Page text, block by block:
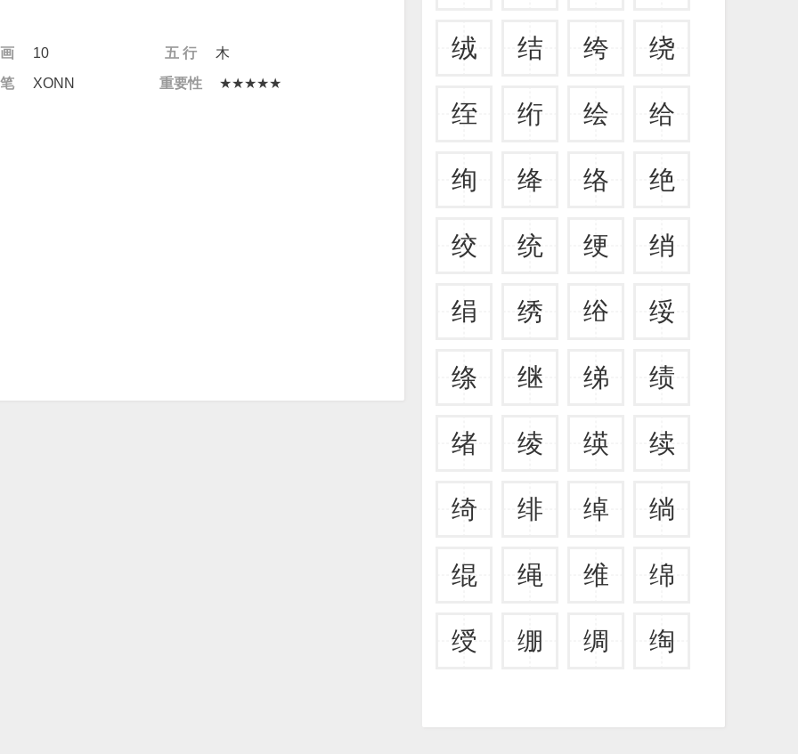
10 五 行
木
XONN 重要性 ★★★★★
绒 结 绔 绕
绖 绗 绘 给
绚 绛 络 绝
绞 统 绠 绡
绢 绣 绤 绥
绦 继 绨 绩
绪 绫 绬 续
绮 绯 绰 绱
绲 绳 维 绵
绶 绷 绸 绹